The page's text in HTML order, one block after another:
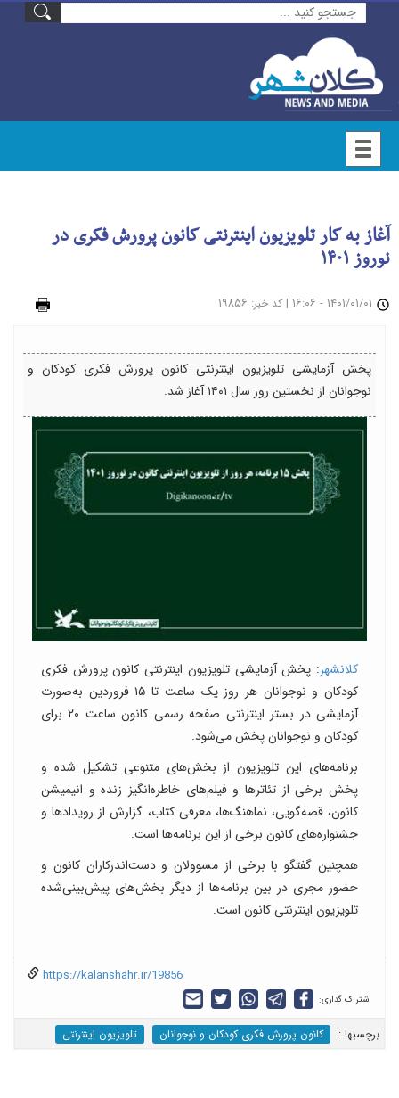
آغاز به کار تلویزیون اینترنتی کانون پرورش فکری در
نوروز ١۴٠١
| کد خبر: ۱۹۸۵۶
پخش آزمایشی تلویزیون اینترنتی کانون پرورش فکری کودکان و
نوجوانان از نخستین روز سال ١۴٠١ آغاز شد.
کلانشهر: پخش آزمایشی تلویزیون اینترنتی کانون پرورش فکری
کودکان و نوجوانان هر روز یک ساعت تا ١۵ فروردین به‌صورت
آزمایشی در بستر اینترنتی صفحه رسمی کانون ساعت ۲۰ برای
کودکان و نوجوانان پخش می‌شود.
برنامه‌های این تلویزیون از بخش‌های متنوعی تشکیل شده و
پخش برخی از تئاترها و فیلم‌های خاطره‌انگیز زنده و انیمیشن
کانون، قصه‌گویی، نماهنگ‌ها، معرفی کتاب، گزارش از رویدادها و
جشنواره‌های کانون برخی از این برنامه‌ها است.
همچنین گفتگو با برخی از مسوولان و دست‌اندرکاران کانون و
حضور مجری در بین برنامه‌ها از دیگر بخش‌های پیش‌بینی‌شده
تلویزیون اینترنتی کانون است.
https://kalanshahr.ir/19856
اشتراک گذاری:
برچسب‎ها : کانون پرورش فکری کودکان و نوجوانان تلویزیون اینترنتی